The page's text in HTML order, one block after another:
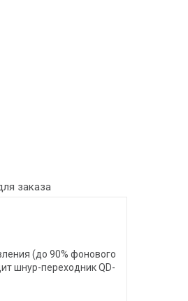
заказа
(до 90% фонового
шнур-переходник QD-